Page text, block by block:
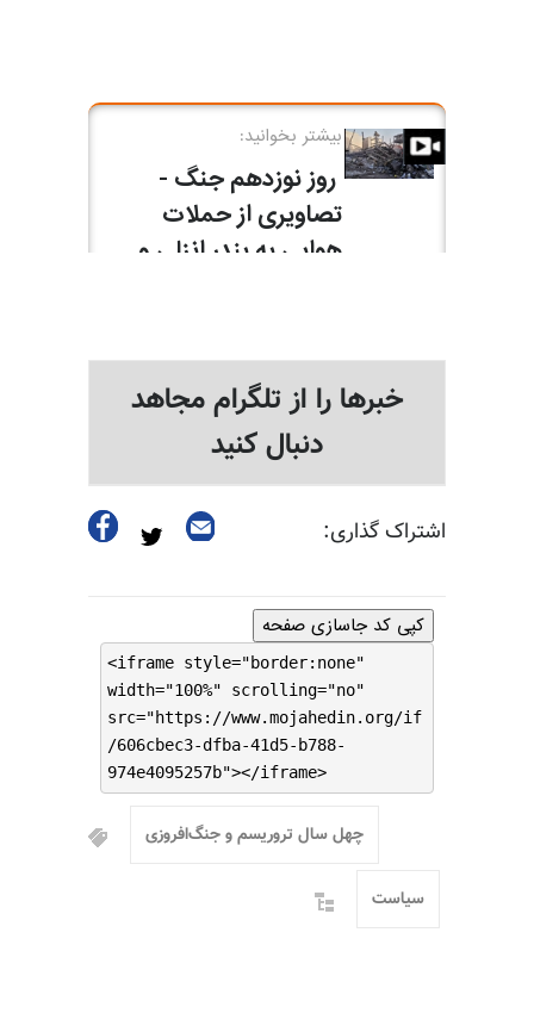
خبرها را از تلگرام مجاهد
دنبال کنید
اشتراک گذاری:
کپی کد جاسازی صفحه
<iframe style="border:none"
width="100%" scrolling="no"
src="https://www.mojahedin.org/if
/606cbec3-dfba-41d5-b788-
974e4095257b"></iframe>
چهل سال تروریسم و جنگ‌افروزی
سیاست